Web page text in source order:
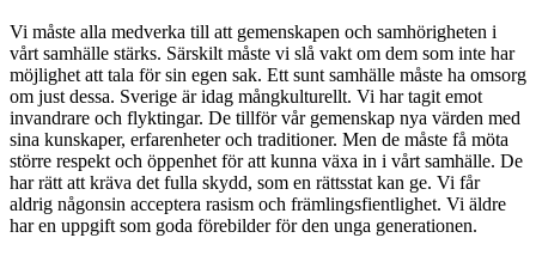
Vi måste alla medverka till att gemenskapen och samhörigheten i
vårt samhälle stärks. Särskilt måste vi slå vakt om dem som inte har
möjlighet att tala för sin egen sak. Ett sunt samhälle måste ha omsorg
om just dessa. Sverige är idag mångkulturellt. Vi har tagit emot
invandrare och flyktingar. De tillför vår gemenskap nya värden med
sina kunskaper, erfarenheter och traditioner. Men de måste få möta
större respekt och öppenhet för att kunna växa in i vårt samhälle. De
har rätt att kräva det fulla skydd, som en rättsstat kan ge. Vi får
aldrig någonsin acceptera rasism och främlingsfientlighet. Vi äldre
har en uppgift som goda förebilder för den unga generationen.